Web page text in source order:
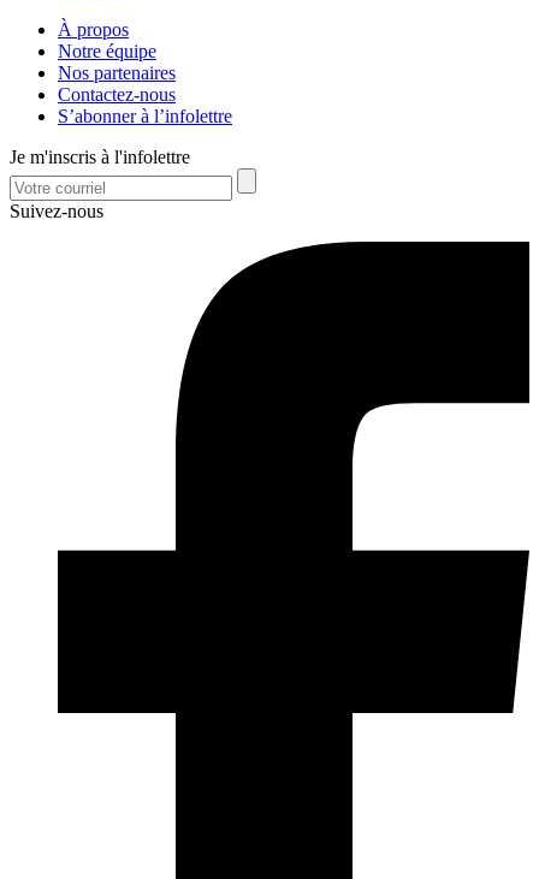
À propos
Notre équipe
Nos partenaires
Contactez-nous
S’abonner à l’infolettre
Je m'inscris à l'infolettre
Suivez-nous